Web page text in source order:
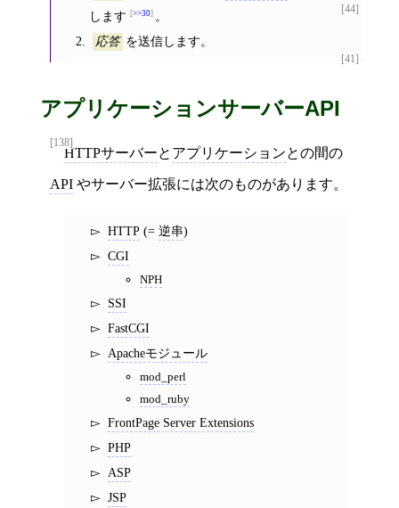
[44]
します >>30 。
[41]
応答 を送信します。
アプリケーションサーバーAPI
[138]
HTTPサーバーと アプリケーションとの間の
API やサーバー拡張には次のものがあります。
HTTP (=逆串)
CGI
NPH
SSI
FastCGI
Apacheモジュール
mod_perl
mod_ruby
FrontPage Server Extensions
PHP
ASP
JSP